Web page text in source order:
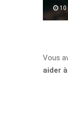
10
Vous
aider à